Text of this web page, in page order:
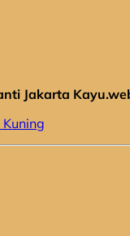
Jakarta